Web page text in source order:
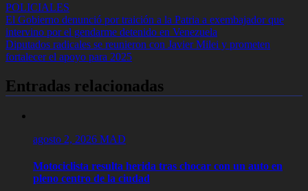
POLICIALES
Navegación
de
entradas
El Gobierno denunció por traición a la Patria a exembajador que
intervino por el gendarme detenido en Venezuela
Diputados radicales se reunieron con Javier Milei y prometen
fortalecer el apoyo para 2025
Entradas relacionadas
agosto 2, 2026 MAD
Motociclista resulta herida tras chocar con un auto en
pleno centro de la ciudad